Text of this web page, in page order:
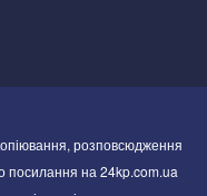
розповсюдження
посилання на 24kp.com.ua